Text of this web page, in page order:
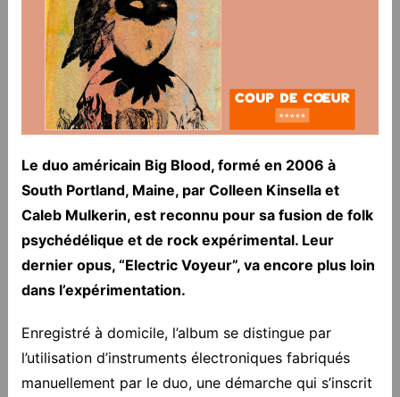
Le duo américain Big Blood, formé en 2006 à
South Portland, Maine, par Colleen Kinsella et
Caleb Mulkerin, est reconnu pour sa fusion de folk
psychédélique et de rock expérimental. Leur
dernier opus, “Electric Voyeur”, va encore plus loin
dans l’expérimentation.
Enregistré à domicile, l’album se distingue par
l’utilisation d’instruments électroniques fabriqués
manuellement par le duo, une démarche qui s’inscrit